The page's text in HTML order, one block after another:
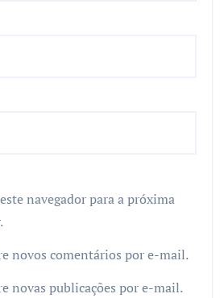
navegador para a próxima
novos comentários por e-mail.
novas publicações por e-mail.